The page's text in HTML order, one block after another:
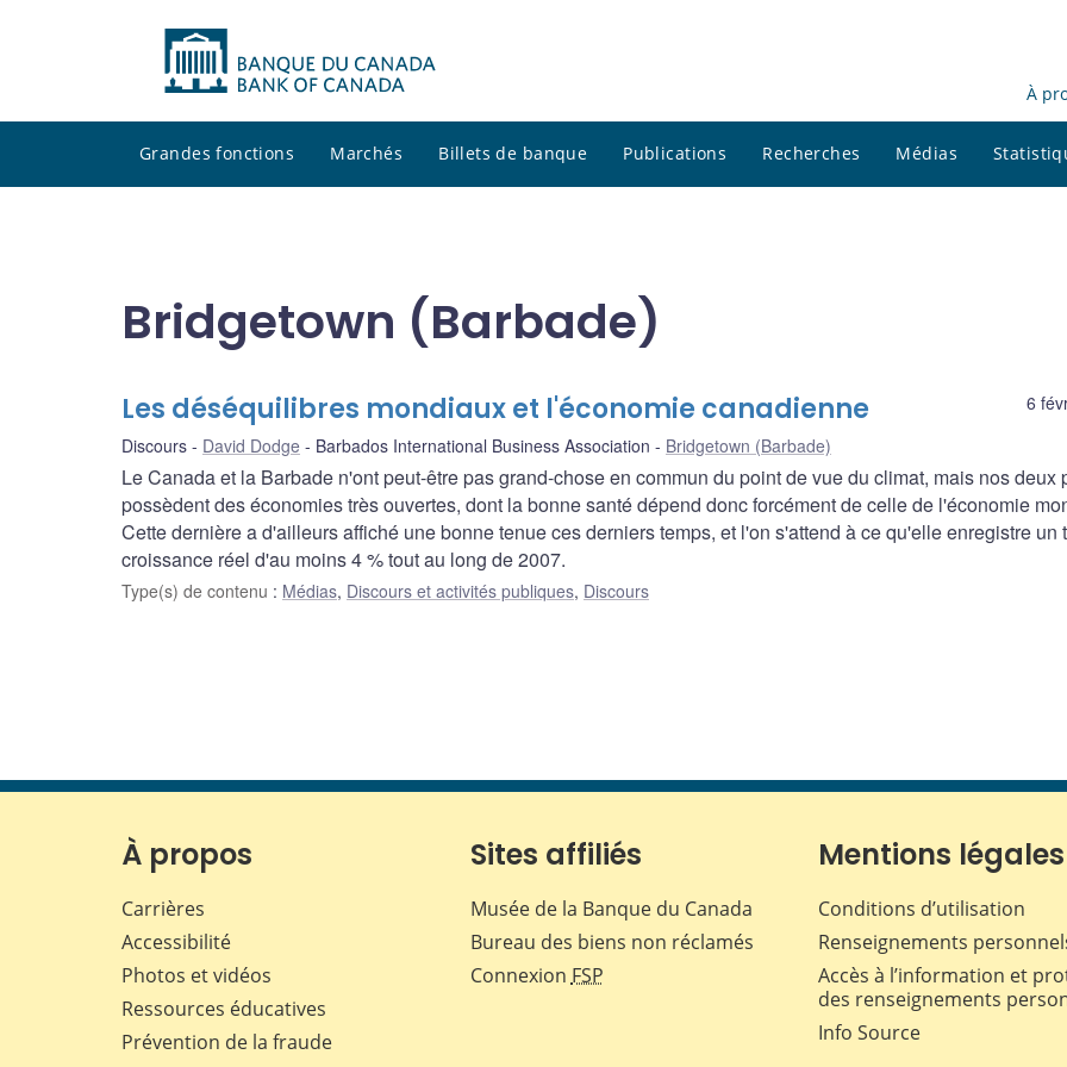
À
Grandes fonctions Marchés Billets de banque Publications Recherches Médias
Bridgetown (Barbade)
6
Les déséquilibres mondiaux et l'économie canadienne
Discours David Dodge Barbados International Business Association Bridgetown (Barbade)
Le Canada et la Barbade n'ont peut-être pas grand-chose en commun du point de vue du climat, mais nos deux
possèdent des économies très ouvertes, dont la bonne santé dépend donc forcément de celle de l'économie
Cette dernière a d'ailleurs affiché une bonne tenue ces derniers temps, et l'on s'attend à ce qu'elle enregistre un
croissance réel d'au moins 4 % tout au long de 2007.
Type(s) de contenu : Médias, Discours et activités publiques, Discours
À propos
Carrières
Accessibilité
Photos et vidéos
Ressources éducatives
Prévention de la fraude
Sites affiliés
Musée de la Banque du Canada
Bureau des biens non réclamés
Connexion FSP
Mentions légales
Conditions d’utilisation
Renseignements
Accès à l’information et
des renseignements
Info Source